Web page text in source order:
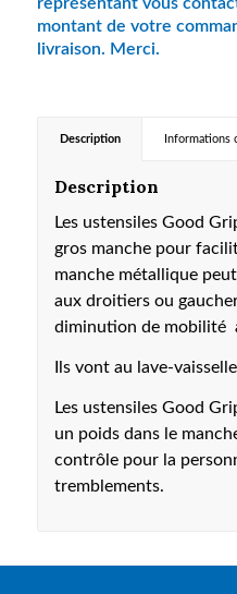
Description Informations
Description
Les ustensiles Good
gros manche pour
manche métallique
aux droitiers ou
diminution de mobilité
Ils vont au lave-
Les ustensiles Good
un poids dans le
contrôle pour la
tremblements.